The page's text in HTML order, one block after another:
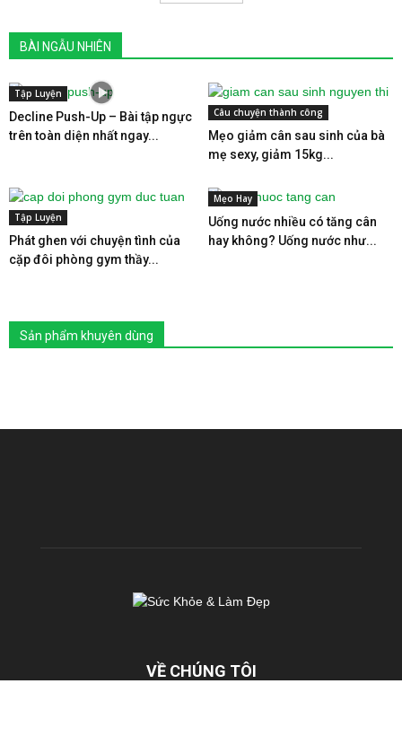
BÀI NGẪU NHIÊN
Tập Luyện
Decline Push-Up – Bài tập ngực
trên toàn diện nhất ngay...
Câu chuyện thành công
Mẹo giảm cân sau sinh của bà
mẹ sexy, giảm 15kg...
Tập Luyện
Phát ghen với chuyện tình của
cặp đôi phòng gym thầy...
Mẹo Hay
Uống nước nhiều có tăng cân
hay không? Uống nước như...
Sản phẩm khuyên dùng
VỀ CHÚNG TÔI